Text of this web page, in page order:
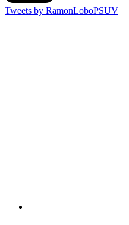
Tweets by RamonLoboPSUV